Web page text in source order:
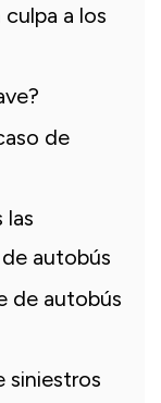
a los
de
las
autobús
de autobús
siniestros